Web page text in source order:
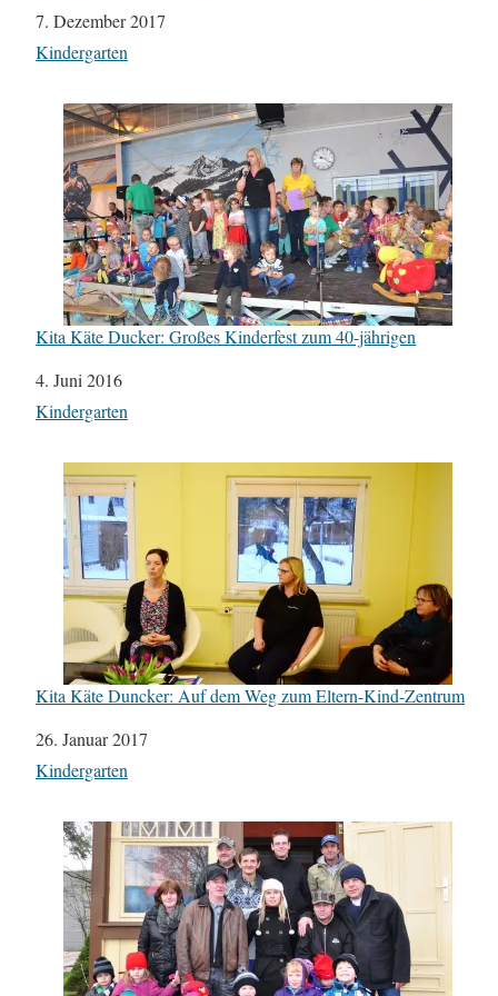
Datum
7. Dezember 2017
In Bezug auf
Kindergarten
Kita Käte Ducker: Großes Kinderfest zum 40-jährigen
Datum
4. Juni 2016
In Bezug auf
Kindergarten
Kita Käte Duncker: Auf dem Weg zum Eltern-Kind-Zentrum
Datum
26. Januar 2017
In Bezug auf
Kindergarten